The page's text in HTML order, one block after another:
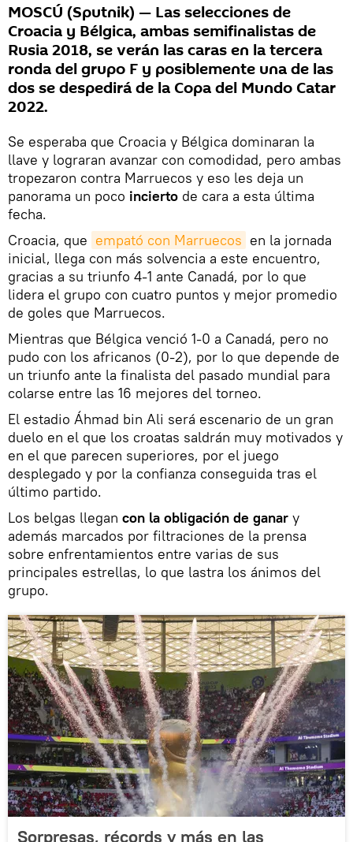
MOSCÚ (Sputnik) — Las selecciones de
Croacia y Bélgica, ambas semifinalistas de
Rusia 2018, se verán las caras en la tercera
ronda del grupo F y posiblemente una de las
dos se despedirá de la Copa del Mundo Catar
2022.
Se esperaba que Croacia y Bélgica dominaran la
llave y lograran avanzar con comodidad, pero ambas
tropezaron contra Marruecos y eso les deja un
panorama un poco incierto de cara a esta última
fecha.
Croacia, que empató con Marruecos en la jornada
inicial, llega con más solvencia a este encuentro,
gracias a su triunfo 4-1 ante Canadá, por lo que
lidera el grupo con cuatro puntos y mejor promedio
de goles que Marruecos.
Mientras que Bélgica venció 1-0 a Canadá, pero no
pudo con los africanos (0-2), por lo que depende de
un triunfo ante la finalista del pasado mundial para
colarse entre las 16 mejores del torneo.
El estadio Áhmad bin Ali será escenario de un gran
duelo en el que los croatas saldrán muy motivados y
en el que parecen superiores, por el juego
desplegado y por la confianza conseguida tras el
último partido.
Los belgas llegan con la obligación de ganar y
además marcados por filtraciones de la prensa
sobre enfrentamientos entre varias de sus
principales estrellas, lo que lastra los ánimos del
grupo.
Sorpresas, récords y más en las